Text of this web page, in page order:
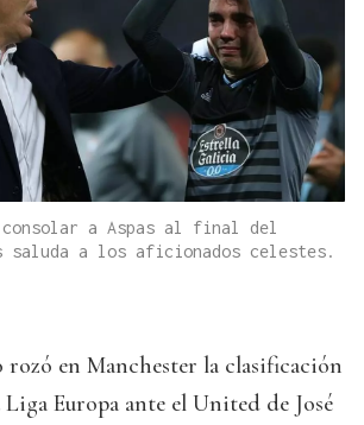
a Aspas al final del
saluda a los aficionados celestes.
rozó en Manchester la clasificación
Europa ante el United de José